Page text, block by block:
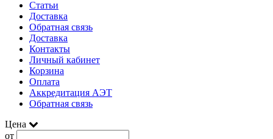
Статьи
Доставка
Обратная связь
Доставка
Контакты
Личный кабинет
Корзина
Оплата
Аккредитация АЭТ
Обратная связь
Цена
от